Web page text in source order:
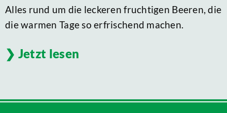
Alles rund um die leckeren fruchtigen Beeren, die
die warmen Tage so erfrischend machen.
Jetzt lesen